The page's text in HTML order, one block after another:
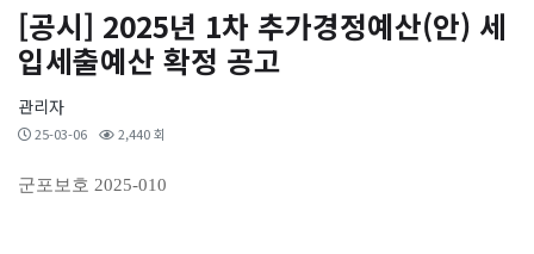
[공시] 2025년 1차 추가경정예산(안) 세
입세출예산 확정 공고
관리자
25-03-06 2,440 회
군포보호 2025-010